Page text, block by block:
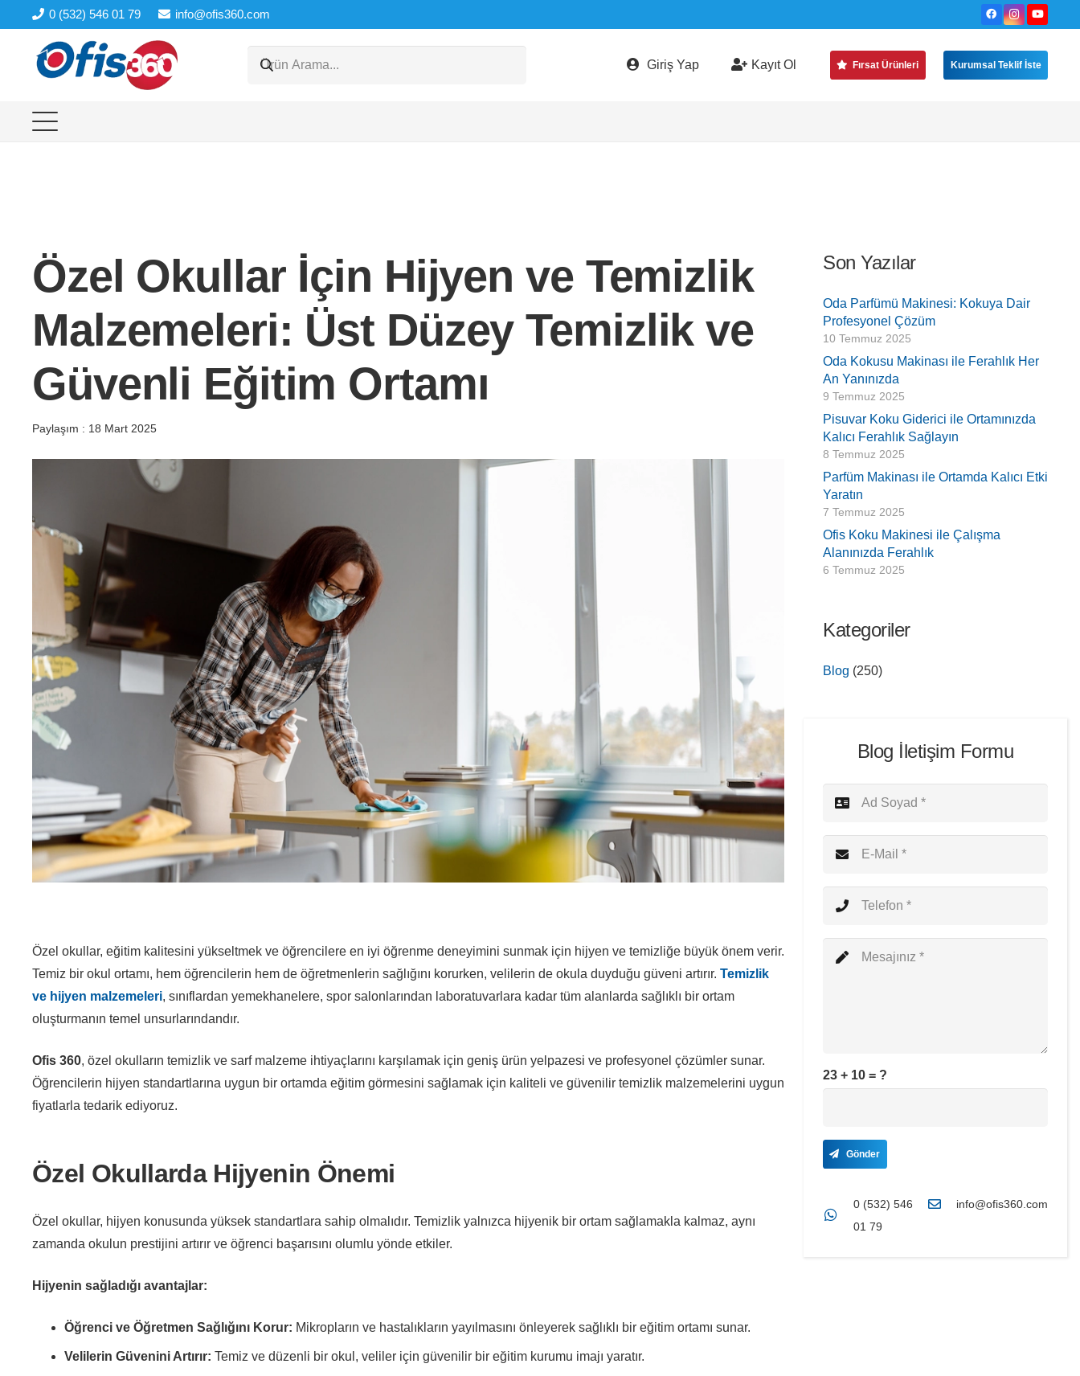
0 (532) 546 01 79 info@ofis360.com
Giriş Yap Kayıt Ol Fırsat Ürünleri Kurumsal Teklif İste
Özel Okullar İçin Hijyen ve Temizlik
Malzemeleri: Üst Düzey Temizlik ve
Güvenli Eğitim Ortamı
Paylaşım : 18 Mart 2025
Özel okullar, eğitim kalitesini yükseltmek ve öğrencilere en iyi öğrenme deneyimini sunmak için hijyen ve temizliğe büyük önem verir.
Temiz bir okul ortamı, hem öğrencilerin hem de öğretmenlerin sağlığını korurken, velilerin de okula duyduğu güveni artırır. Temizlik
ve hijyen malzemeleri, sınıflardan yemekhanelere, spor salonlarından laboratuvarlara kadar tüm alanlarda sağlıklı bir ortam
oluşturmanın temel unsurlarındandır.
Ofis 360, özel okulların temizlik ve sarf malzeme ihtiyaçlarını karşılamak için geniş ürün yelpazesi ve profesyonel çözümler sunar.
Öğrencilerin hijyen standartlarına uygun bir ortamda eğitim görmesini sağlamak için kaliteli ve güvenilir temizlik malzemelerini uygun
fiyatlarla tedarik ediyoruz.
Özel Okullarda Hijyenin Önemi
Özel okullar, hijyen konusunda yüksek standartlara sahip olmalıdır. Temizlik yalnızca hijyenik bir ortam sağlamakla kalmaz, aynı
zamanda okulun prestijini artırır ve öğrenci başarısını olumlu yönde etkiler.
Hijyenin sağladığı avantajlar:
Öğrenci ve Öğretmen Sağlığını Korur: Mikropların ve hastalıkların yayılmasını önleyerek sağlıklı bir eğitim ortamı sunar.
Velilerin Güvenini Artırır: Temiz ve düzenli bir okul, veliler için güvenilir bir eğitim kurumu imajı yaratır.
Son Yazılar
Oda Parfümü Makinesi: Kokuya Dair
Profesyonel Çözüm
10 Temmuz 2025
Oda Kokusu Makinası ile Ferahlık Her
An Yanınızda
9 Temmuz 2025
Pisuvar Koku Giderici ile Ortamınızda
Kalıcı Ferahlık Sağlayın
8 Temmuz 2025
Parfüm Makinası ile Ortamda Kalıcı Etki
Yaratın
7 Temmuz 2025
Ofis Koku Makinesi ile Çalışma
Alanınızda Ferahlık
6 Temmuz 2025
Kategoriler
Blog (250)
Blog İletişim Formu
23 + 10 = ?
Gönder
0 (532) 546
01 79
info@ofis360.com